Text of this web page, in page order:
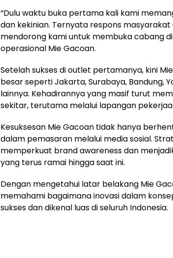
“Dulu waktu buka pertama kali kami
dan kekinian. Ternyata respons
mendorong kami untuk membuka cabang
operasional Mie Gacoan.
Setelah sukses di outlet pertamanya, kini
besar seperti Jakarta, Surabaya, Bandung,
lainnya. Kehadirannya yang masif turut
sekitar, terutama melalui lapangan
Kesuksesan Mie Gacoan tidak hanya
dalam pemasaran melalui media sosial.
memperkuat brand awareness dan
yang terus ramai hingga saat ini.
Dengan mengetahui latar belakang Mie
memahami bagaimana inovasi dalam
sukses dan dikenal luas di seluruh Indonesia.